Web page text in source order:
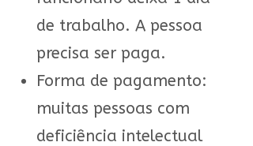
de trabalho. A pessoa
precisa ser paga.
Forma de pagamento:
muitas pessoas com
deficiência intelectual